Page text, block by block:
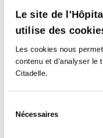
Le site de
utilise des
Les cookies nous
contenu et d’analyser le
Citadelle.
Nécessaires
Matin
Après-midi
Samedi
Matin
Site Laveu